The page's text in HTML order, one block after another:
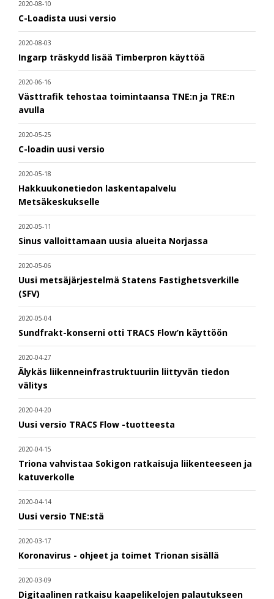
2020-08-10
C-Loadista uusi versio
2020-08-03
Ingarp träskydd lisää Timberpron käyttöä
2020-06-16
Västtrafik tehostaa toimintaansa TNE:n ja TRE:n
avulla
2020-05-25
C-loadin uusi versio
2020-05-18
Hakkuukonetiedon laskentapalvelu
Metsäkeskukselle
2020-05-11
Sinus valloittamaan uusia alueita Norjassa
2020-05-06
Uusi metsäjärjestelmä Statens Fastighetsverkille
(SFV)
2020-05-04
Sundfrakt-konserni otti TRACS Flow’n käyttöön
2020-04-27
Älykäs liikenneinfrastruktuuriin liittyvän tiedon
välitys
2020-04-20
Uusi versio TRACS Flow -tuotteesta
2020-04-15
Triona vahvistaa Sokigon ratkaisuja liikenteeseen ja
katuverkolle
2020-04-14
Uusi versio TNE:stä
2020-03-17
Koronavirus - ohjeet ja toimet Trionan sisällä
2020-03-09
Digitaalinen ratkaisu kaapelikelojen palautukseen